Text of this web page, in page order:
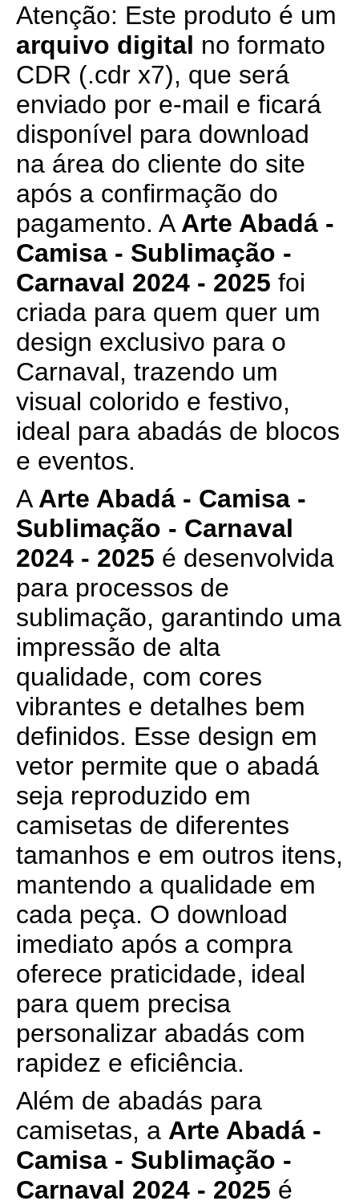
Atenção: Este produto é um
arquivo digital no formato
CDR (.cdr x7), que será
enviado por e-mail e ficará
disponível para download
na área do cliente do site
após a confirmação do
pagamento. A Arte Abadá -
Camisa - Sublimação -
Carnaval 2024 - 2025 foi
criada para quem quer um
design exclusivo para o
Carnaval, trazendo um
visual colorido e festivo,
ideal para abadás de blocos
e eventos.
A Arte Abadá - Camisa -
Sublimação - Carnaval
2024 - 2025 é desenvolvida
para processos de
sublimação, garantindo uma
impressão de alta
qualidade, com cores
vibrantes e detalhes bem
definidos. Esse design em
vetor permite que o abadá
seja reproduzido em
camisetas de diferentes
tamanhos e em outros itens,
mantendo a qualidade em
cada peça. O download
imediato após a compra
oferece praticidade, ideal
para quem precisa
personalizar abadás com
rapidez e eficiência.
Além de abadás para
camisetas, a Arte Abadá -
Camisa - Sublimação -
Carnaval 2024 - 2025 é